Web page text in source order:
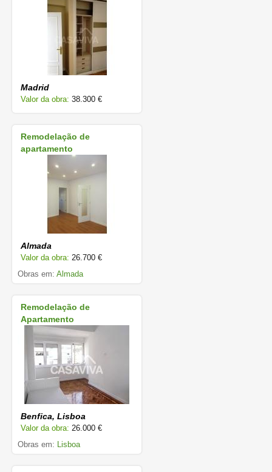
Madrid
Valor da obra: 38.300 €
Remodelação de
apartamento
Almada
Valor da obra: 26.700 €
Obras em: Almada
Remodelação de
Apartamento
Benfica, Lisboa
Valor da obra: 26.000 €
Obras em: Lisboa